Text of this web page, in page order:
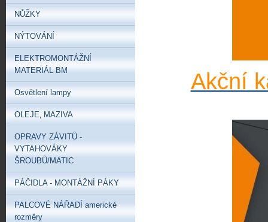
Akční
NŮŽKY
NÝTOVÁNÍ
ELEKTROMONTÁŽNÍ
MATERIÁL BM
Osvětlení lampy
OLEJE‚ MAZIVA
OPRAVY ZÁVITŮ -
VYTAHOVÁKY
ŠROUBŮ/MATIC
PÁČIDLA - MONTÁŽNÍ PÁKY
PALCOVÉ NÁŘADÍ americké
rozměry